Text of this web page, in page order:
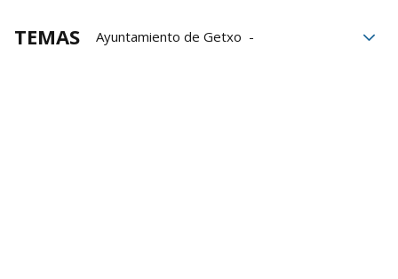
TEMAS
Ayuntamiento de Getxo